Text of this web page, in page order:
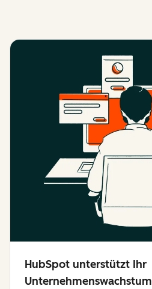
HubSpot unterstützt Ihr
Unternehmenswachstum